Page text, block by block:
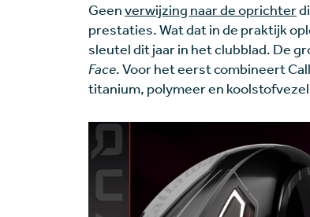
Geenverwijzing naar de oprichter
prestaties. Wat dat in de praktijk
sleutel dit jaar in het clubblad. De
Face. Voor het eerst combineert
titanium, polymeer en